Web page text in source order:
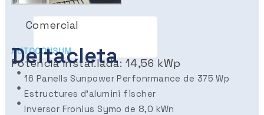
Comercial
AUTOCONSUM
Deltacleta
Potència instal.lada: 14,56 kWp
16 Panells Sunpower Perfonrmance de 375 Wp
Estructures d'alumini fischer
Inversor Fronius Symo de 8,0 kWn